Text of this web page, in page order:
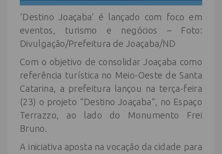
‘Destino Joaçaba’ é lançado com foco em
eventos, turismo e negócios – Foto:
Divulgação/Prefeitura de Joaçaba/ND
Com o objetivo de consolidar Joaçaba como
referência turística no Meio-Oeste de Santa
Catarina, a prefeitura lançou na terça-feira
(23) o projeto “Destino Joaçaba”, no Espaço
Terrazzo, ao lado do Monumento Frei
Bruno.
A iniciativa aposta na vocação da cidade para